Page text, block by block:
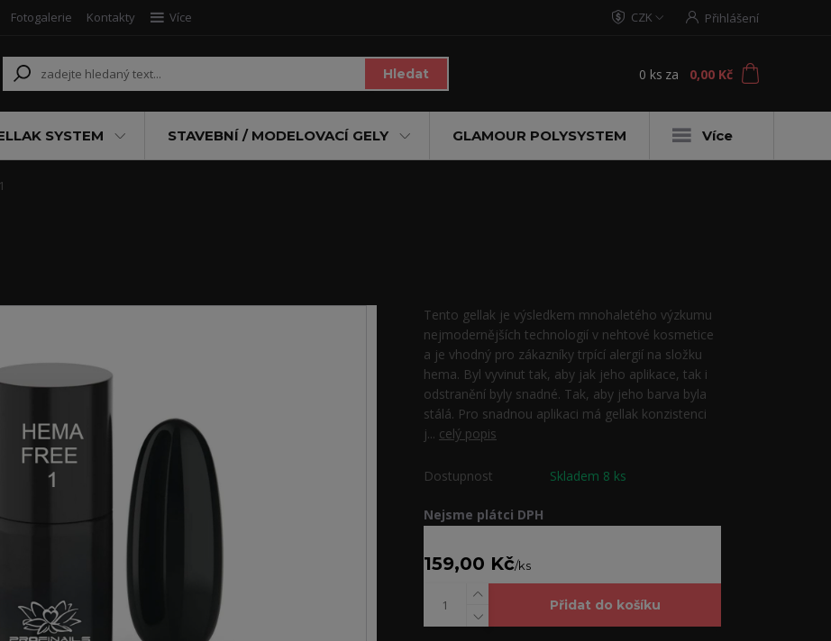
Fotogalerie Kontakty Více CZK Přihlášení
Hledat 0 ks za 0,00 Kč
SYSTEM STAVEBNÍ / MODELOVACÍ GELY GLAMOUR POLYSYSTEM Více
Tento gellak je výsledkem mnohaletého výzkumu
nejmodernějších technologií v nehtové kosmetice
a je vhodný pro zákazníky trpící alergií na složku
hema. Byl vyvinut tak, aby jak jeho aplikace, tak i
odstranění byly snadné. Tak, aby jeho barva byla
stálá. Pro snadnou aplikaci má gellak konzistenci
j... celý popis
Dostupnost Skladem 8 ks
Nejsme plátci DPH
159,00 Kč/ks
Přidat do košíku